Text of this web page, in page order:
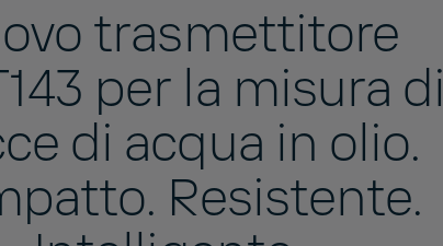
trasmettitore
per la misura di
di acqua in olio.
Resistente.